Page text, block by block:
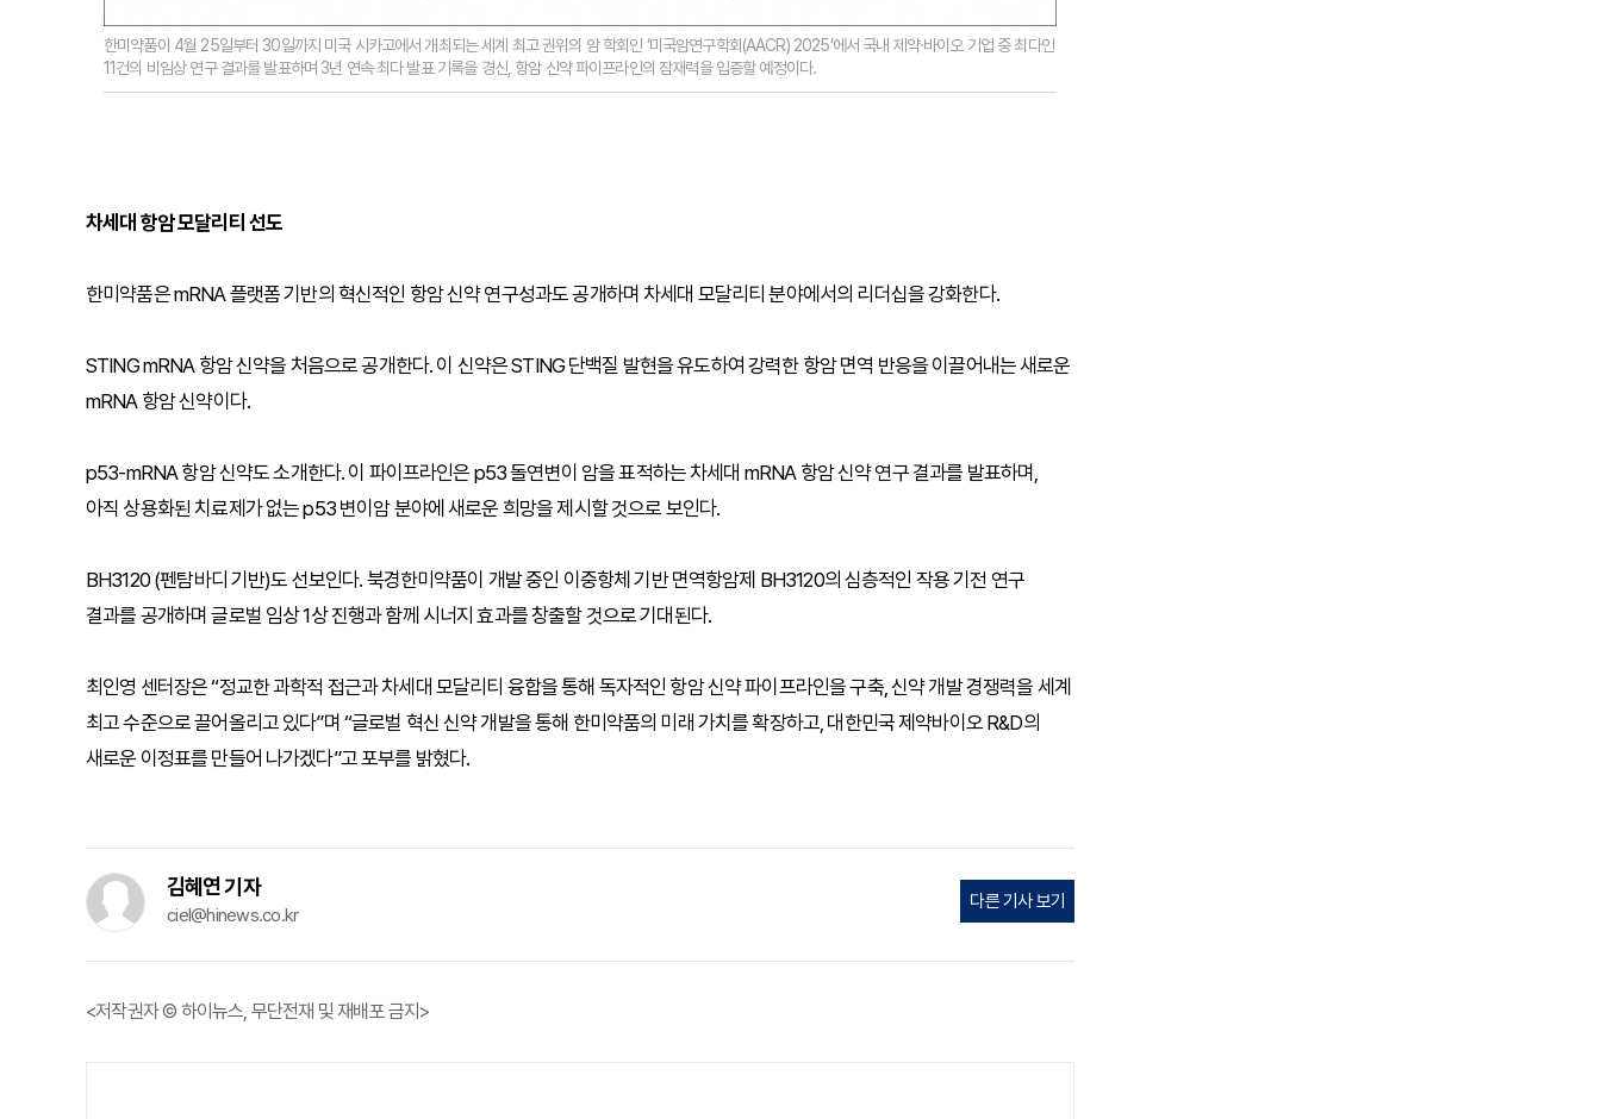
한미약품이 4월 25일부터 30일까지 미국 시카고에서 개최되는 세계 최고 권위의 암 학회인 ‘미국암연구학회(AACR) 2025’에서 국내 제약·바이오 기업 중 최다인
11건의 비임상 연구 결과를 발표하며 3년 연속 최다 발표 기록을 경신, 항암 신약 파이프라인의 잠재력을 입증할 예정이다.
차세대 항암 모달리티 선도
한미약품은 mRNA 플랫폼 기반의 혁신적인 항암 신약 연구성과도 공개하며 차세대 모달리티 분야에서의 리더십을 강화한다.
STING mRNA 항암 신약을 처음으로 공개한다. 이 신약은 STING 단백질 발현을 유도하여 강력한 항암 면역 반응을 이끌어내는 새로운
mRNA 항암 신약이다.
p53-mRNA 항암 신약도 소개한다. 이 파이프라인은 p53 돌연변이 암을 표적하는 차세대 mRNA 항암 신약 연구 결과를 발표하며,
아직 상용화된 치료제가 없는 p53 변이암 분야에 새로운 희망을 제시할 것으로 보인다.
BH3120 (펜탐바디 기반)도 선보인다. 북경한미약품이 개발 중인 이중항체 기반 면역항암제 BH3120의 심층적인 작용 기전 연구
결과를 공개하며 글로벌 임상 1상 진행과 함께 시너지 효과를 창출할 것으로 기대된다.
최인영 센터장은 “정교한 과학적 접근과 차세대 모달리티 융합을 통해 독자적인 항암 신약 파이프라인을 구축, 신약 개발 경쟁력을 세계
최고 수준으로 끌어올리고 있다”며 “글로벌 혁신 신약 개발을 통해 한미약품의 미래 가치를 확장하고, 대한민국 제약바이오 R&D의
새로운 이정표를 만들어 나가겠다”고 포부를 밝혔다.
김혜연 기자
ciel@hinews.co.kr
다른 기사 보기
<저작권자 © 하이뉴스, 무단전재 및 재배포 금지>